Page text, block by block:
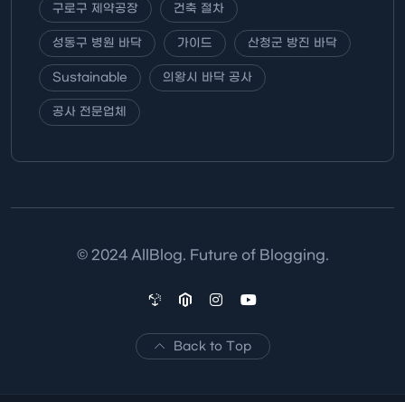
구로구 제약공장 건축 절차
성동구 병원 바닥 가이드 산청군 방진 바닥
Sustainable 의왕시 바닥 공사
공사 전문업체
© 2024 AllBlog. Future of Blogging.
Back to Top